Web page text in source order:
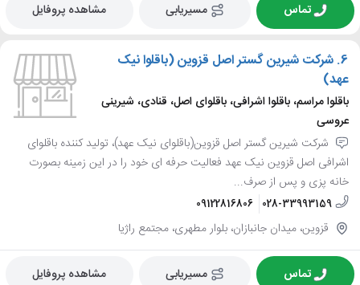
تماس مسیریابی مشاهده پروفایل
6. شرکت شیرین گستر اصل قزوین (باقلوا نیک
عهد)
باقلوا مراسم، باقلوا اشرافی، باقلوای اصل، قنادی، شیرینی
عروسی
شرکت شیرین گستر اصل قزوین(باقلوای نیک عهد)، تولید کننده باقلوای
اشرافی اصل قزوین نیک عهد فعالیت حرفه ای خود را در این زمینه بصورت
خانه پزی و پس از صرف...
028-33993159
09122816806
قزوین، میدان جانبازان، بلوار مطهری، مجتمع راژیا
تماس مسیریابی مشاهده پروفایل